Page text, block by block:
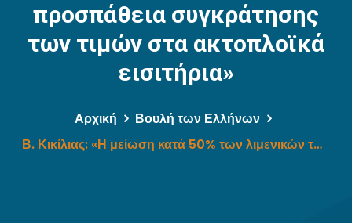
προσπάθεια συγκράτησης
των τιμών στα ακτοπλοϊκά
εισιτήρια»
Αρχική
Βουλή των Ελλήνων
Β. Κικίλιας: «Η μείωση κατά 50% των λιμενικών τελών, συνεισφέρει στην προσπάθεια συγκράτησης των τιμών στα ακτοπλοϊκά εισιτήρια»